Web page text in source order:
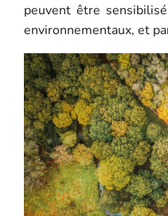
peuvent être
environnementaux, et